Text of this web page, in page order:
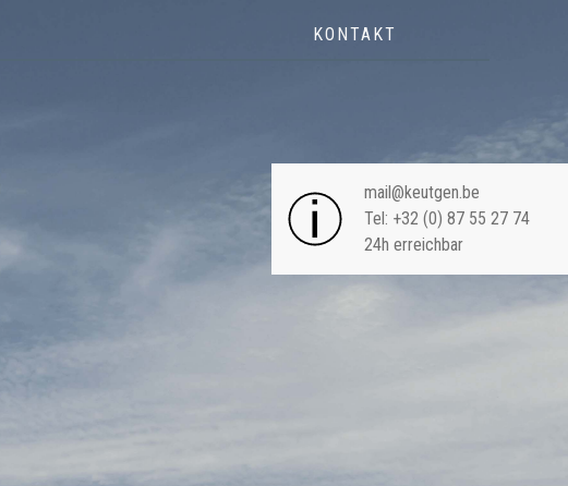
mail@keutgen.be
Tel: +32 (0) 87 55 27 74
24h erreichbar
KONTAKT